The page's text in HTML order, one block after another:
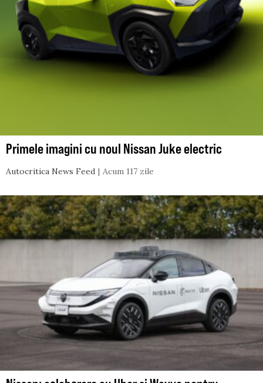
Primele imagini cu noul Nissan Juke electric
Autocritica News Feed Acum 117 zile